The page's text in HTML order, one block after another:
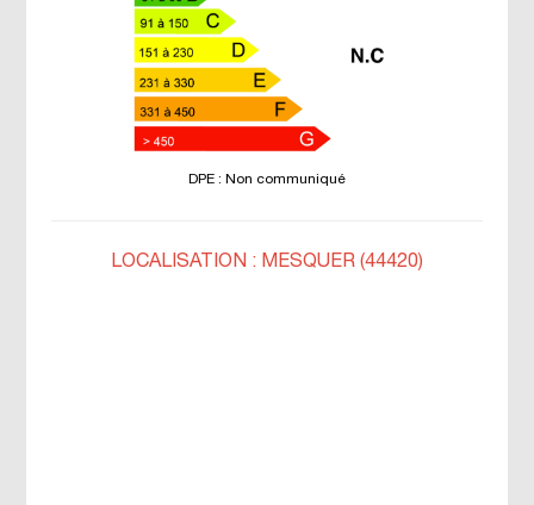
DPE : Non communiqué
LOCALISATION : MESQUER (44420)